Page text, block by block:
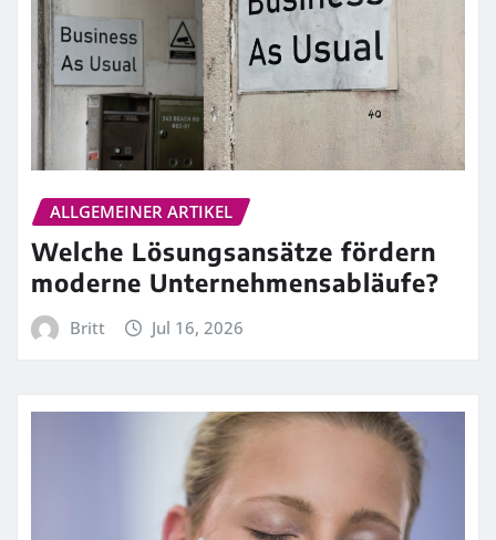
ALLGEMEINER ARTIKEL
Welche Lösungsansätze fördern
moderne Unternehmensabläufe?
Britt Jul 16, 2026